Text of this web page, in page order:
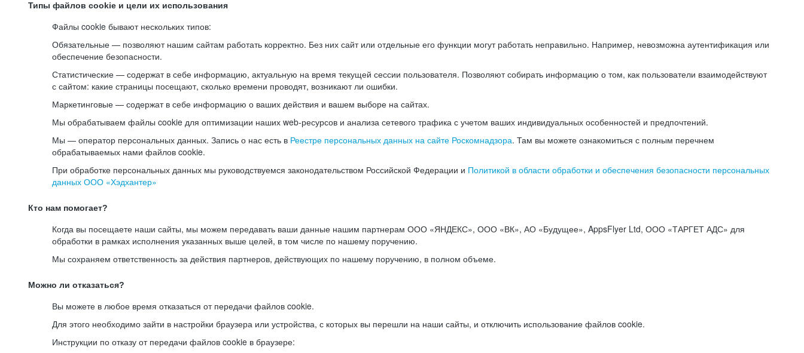
Типы файлов cookie и цели их использования
Файлы cookie бывают нескольких типов:
Обязательные — позволяют нашим сайтам работать корректно. Без них сайт или отдельные его функции могут работать неправильно. Например, невозможна аутентификация или
обеспечение безопасности.
Статистические — содержат в себе информацию, актуальную на время текущей сессии пользователя. Позволяют собирать информацию о том, как пользователи взаимодействуют
с сайтом: какие страницы посещают, сколько времени проводят, возникают ли ошибки.
Маркетинговые — содержат в себе информацию о ваших действия и вашем выборе на сайтах.
Мы обрабатываем файлы cookie для оптимизации наших web-ресурсов и анализа сетевого трафика с учетом ваших индивидуальных особенностей и предпочтений.
Мы — оператор персональных данных. Запись о нас есть в Реестре персональных данных на сайте Роскомнадзора. Там вы можете ознакомиться с полным перечнем
обрабатываемых нами файлов cookie.
При обработке персональных данных мы руководствуемся законодательством Российской Федерации и Политикой в области обработки и обеспечения безопасности персональных
данных ООО «Хэдхантер»
Кто нам помогает?
Когда вы посещаете наши сайты, мы можем передавать ваши данные нашим партнерам ООО «ЯНДЕКС», ООО «ВК», АО «Будущее», AppsFlyer Ltd, ООО «ТАРГЕТ АДС» для
обработки в рамках исполнения указанных выше целей, в том числе по нашему поручению.
Мы сохраняем ответственность за действия партнеров, действующих по нашему поручению, в полном объеме.
Можно ли отказаться?
Вы можете в любое время отказаться от передачи файлов cookie.
Для этого необходимо зайти в настройки браузера или устройства, с которых вы перешли на наши сайты, и отключить использование файлов cookie.
Инструкции по отказу от передачи файлов cookie в браузере: